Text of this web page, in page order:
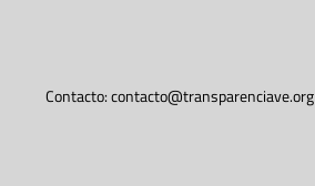
Contacto:contacto@transparenciave.org